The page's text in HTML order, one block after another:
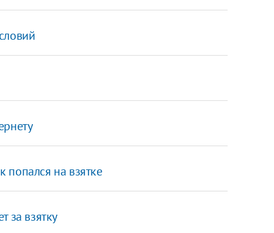
попался на взятке
за взятку